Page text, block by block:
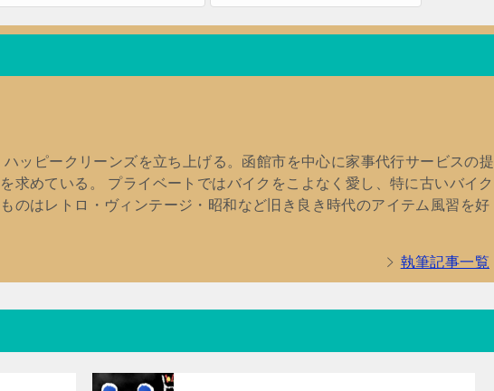
ッピークリーンズを立ち上げる。函館市を中心に家事代行サービスの提
求めている。 プライベートではバイクをこよなく愛し、特に古いバイク
のはレトロ・ヴィンテージ・昭和など旧き良き時代のアイテム風習を好
執筆記事一覧